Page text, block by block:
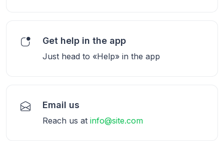
Get help in the app
Just head to «Help» in the app
Email us
Reach us at info@site.com